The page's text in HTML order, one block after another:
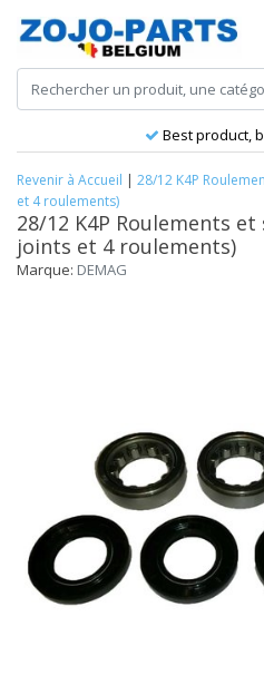
Best product,
Revenir à Accueil | 28/12 K4P
et 4 roulements)
28/12 K4P Roulements et
joints et 4 roulements)
Marque: DEMAG